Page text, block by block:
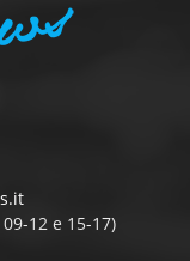
12 e 15-17)